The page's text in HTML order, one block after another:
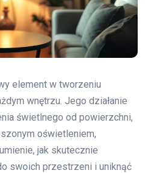
element w tworzeniu
wnętrzu. Jego działanie
świetlnego od powierzchni,
oświetleniem,
jak skutecznie
swoich przestrzeni i uniknąć